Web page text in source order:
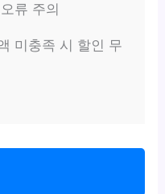
류 주의
미충족 시 할인 무